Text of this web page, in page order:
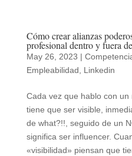
Cómo crear alianzas
profesional dentro y fuera
May 26, 2023 |
Empleabilidad, Linkedin
Cada vez que hablo con
tiene que ser visible,
de what?!!, seguido de un
significa ser influencer.
«visibilidad» piensan que